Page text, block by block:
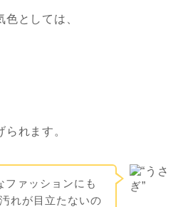
としては、
れます。
ファッションにも
れが目立たないの